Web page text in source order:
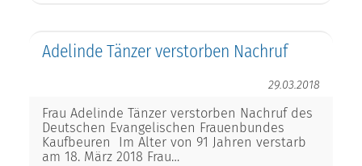
Adelinde Tänzer verstorben Nachruf
29.03.2018
Frau Adelinde Tänzer verstorben Nachruf des
Deutschen Evangelischen Frauenbundes
Kaufbeuren Im Alter von 91 Jahren verstarb
am 18. März 2018 Frau…